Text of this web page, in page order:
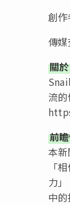
創
傳
關
流
前
本
「
力
中